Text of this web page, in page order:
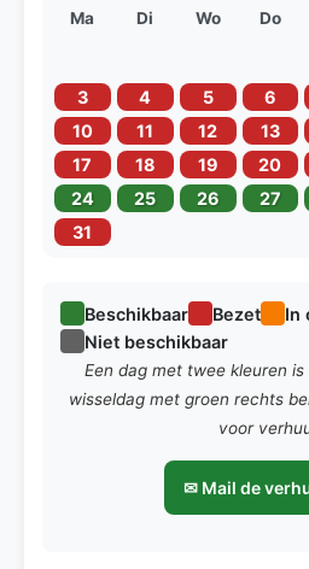
Ma Di Wo Do
3
4 5 6
10
11 12 13
17
18 19 20
24
25 26 27
31
Beschikbaar Bezet
In
Niet beschikbaar
Een dag met twee kleuren is
wisseldag met groen rechts
voor
✉ Mail de